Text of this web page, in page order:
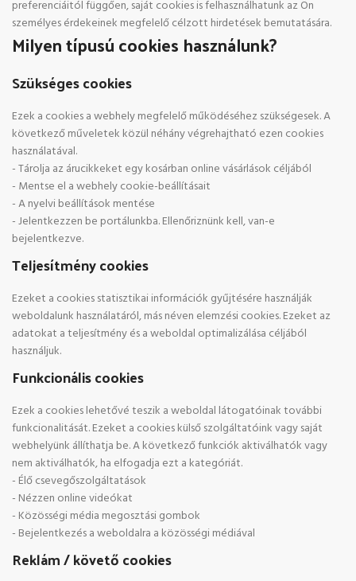
preferenciáitól függően, saját cookies is felhasználhatunk az Ön
személyes érdekeinek megfelelő célzott hirdetések bemutatására.
Milyen típusú cookies használunk?
Szükséges cookies
Ezek a cookies a webhely megfelelő működéséhez szükségesek. A
következő műveletek közül néhány végrehajtható ezen cookies
használatával.
- Tárolja az árucikkeket egy kosárban online vásárlások céljából
- Mentse el a webhely cookie-beállításait
- A nyelvi beállítások mentése
- Jelentkezzen be portálunkba. Ellenőriznünk kell, van-e
bejelentkezve.
Teljesítmény cookies
Ezeket a cookies statisztikai információk gyűjtésére használják
weboldalunk használatáról, más néven elemzési cookies. Ezeket az
adatokat a teljesítmény és a weboldal optimalizálása céljából
használjuk.
Funkcionális cookies
Ezek a cookies lehetővé teszik a weboldal látogatóinak további
funkcionalitását. Ezeket a cookies külső szolgáltatóink vagy saját
webhelyünk állíthatja be. A következő funkciók aktiválhatók vagy
nem aktiválhatók, ha elfogadja ezt a kategóriát.
- Élő csevegőszolgáltatások
- Nézzen online videókat
- Közösségi média megosztási gombok
- Bejelentkezés a weboldalra a közösségi médiával
Reklám / követő cookies